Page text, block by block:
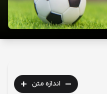
- اندازه متن +